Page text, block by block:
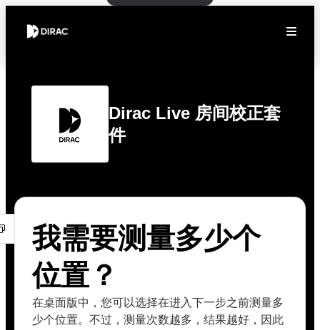
Dirac Live 房间校正套
件
我需要测量多少个
位置？
在桌面版中，您可以选择在进入下一步之前测量多
少个位置。不过，测量次数越多，结果越好，因此